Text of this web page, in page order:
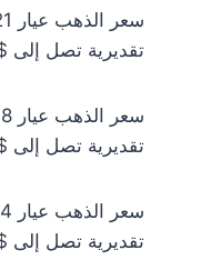
تقديرية تصل إلى
تقديرية تصل إلى
تقديرية تصل إلى